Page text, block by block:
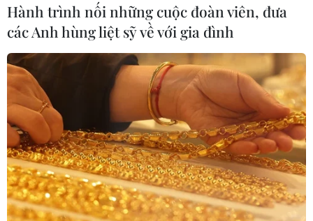
Hành trình nối những cuộc đoàn viên, đưa
các Anh hùng liệt sỹ về với gia đình